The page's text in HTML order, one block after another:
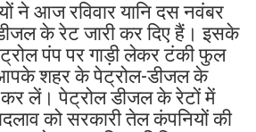
ने आज रविवार यानि दस नवंबर
के रेट जारी कर दिए हैं। इसके
पंप पर गाड़ी लेकर टंकी फुल
आपके शहर के पेट्रोल-डीजल के
लें। पेट्रोल डीजल के रेटों में
को सरकारी तेल कंपनियों की